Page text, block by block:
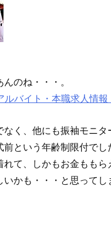
のね・・・。
ルバイト・本職求人情
く、他にも振袖モニタ
前という年齢制限付でし
て、しかもお金ももら
かも・・・と思ってし